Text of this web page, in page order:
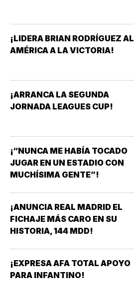
¡LIDERA BRIAN RODRÍGUEZ AL
AMÉRICA A LA VICTORIA!
¡ARRANCA LA SEGUNDA
JORNADA LEAGUES CUP!
¡“NUNCA ME HABÍA TOCADO
JUGAR EN UN ESTADIO CON
MUCHÍSIMA GENTE”!
¡ANUNCIA REAL MADRID EL
FICHAJE MÁS CARO EN SU
HISTORIA, 144 MDD!
¡EXPRESA AFA TOTAL APOYO
PARA INFANTINO!